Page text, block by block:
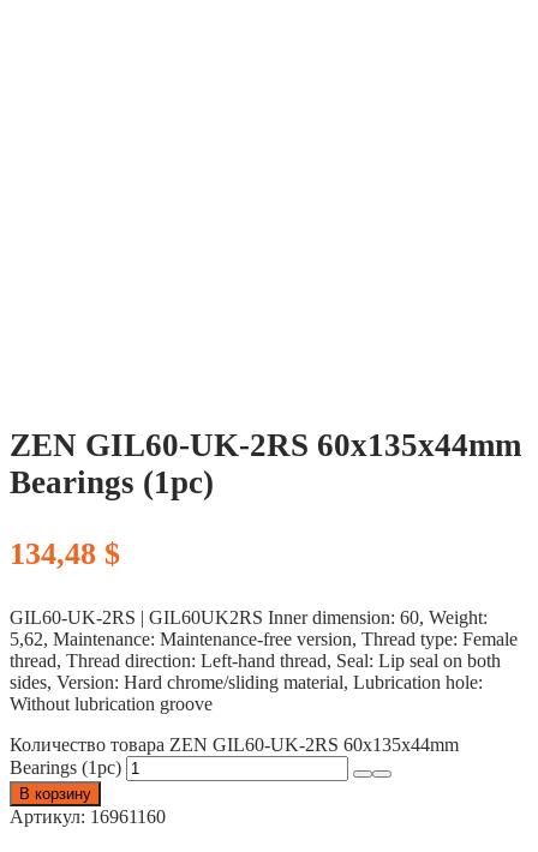
ZEN GIL60-UK-2RS 60x135x44mm
Bearings (1pc)
134,48 $
GIL60-UK-2RS | GIL60UK2RS Inner dimension: 60, Weight:
5,62, Maintenance: Maintenance-free version, Thread type: Female
thread, Thread direction: Left-hand thread, Seal: Lip seal on both
sides, Version: Hard chrome/sliding material, Lubrication hole:
Without lubrication groove
Количество товара ZEN GIL60-UK-2RS 60x135x44mm
Bearings (1pc)
В корзину
Артикул: 16961160